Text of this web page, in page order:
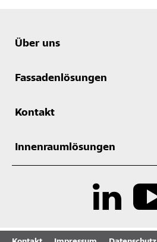
Über uns
Fassadenlösungen
Kontakt
Innenraumlösungen